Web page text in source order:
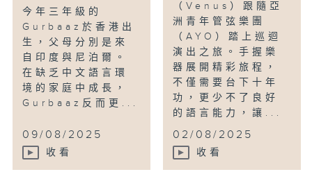
今年三年級的
Gurbaaz於香港出
生，父母分別是來
自印度與尼泊爾。
在缺乏中文語言環
境的家庭中成長，
Gurbaaz反而更...
09/08/2025
收看
（Venus）跟隨亞
洲青年管弦樂團
（AYO）踏上巡迴
演出之旅。手握樂
器展開精彩旅程，
不僅需要台下十年
功，更少不了良好
的語言能力，讓...
02/08/2025
收看